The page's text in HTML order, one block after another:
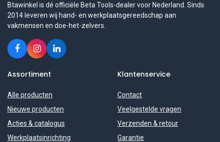
Btawinkel is dé officiële Beta Tools-dealer voor Nederland. Sinds
2014 leveren wij hand- en werkplaatsgereedschap aan
vakmensen en doe-het-zelvers.
Assortiment
Alle producten
Nieuwe producten
Acties & catalogus
Werkplaatsinrichting
Klantenservice
Contact
Veelgestelde vragen
Verzenden & retour
Garantie